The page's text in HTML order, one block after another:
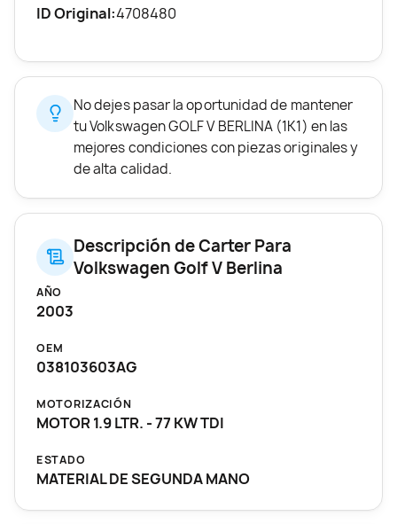
ID Original:4708480
No dejes pasar la oportunidad de mantener
tu Volkswagen GOLF V BERLINA (1K1) en las
mejores condiciones con piezas originales y
de alta calidad.
Descripción de Carter Para
Volkswagen Golf V Berlina
AÑO
2003
OEM
038103603AG
MOTORIZACIÓN
MOTOR 1.9 LTR. - 77 KW TDI
ESTADO
MATERIAL DE SEGUNDA MANO